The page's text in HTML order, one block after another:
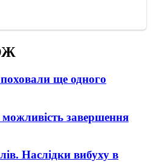
ще одного
завершення
Наслідки вибуху в